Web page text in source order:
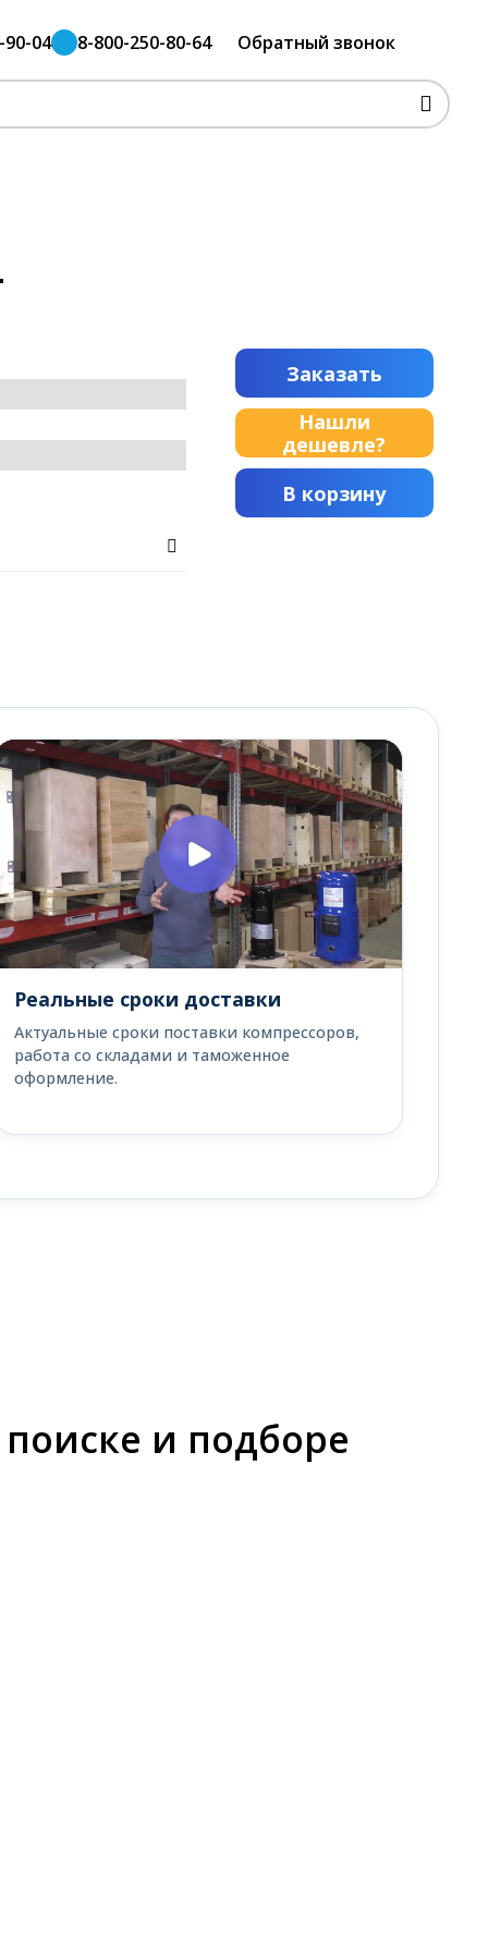
90-04 8-800-250-80-64 Обратный звонок
Заказать
Нашли
дешевле?
В корзину
Реальные сроки доставки
Актуальные сроки поставки компрессоров,
работа со складами и таможенное
оформление.
и подборе